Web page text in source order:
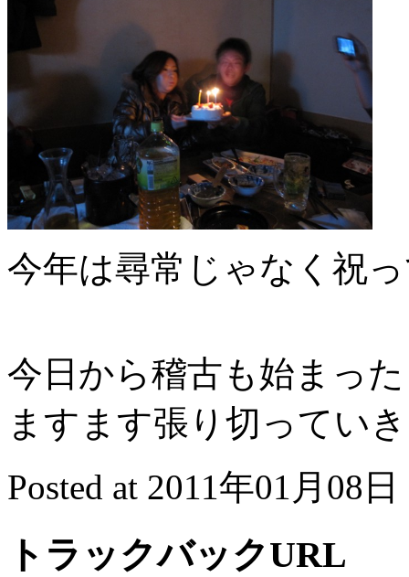
今年は尋常じゃなく祝
今日から稽古も始まっ
ますます張り切ってい
Posted at 2011年01月08
トラックバックURL